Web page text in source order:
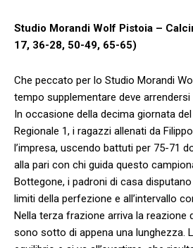
Studio Morandi Wolf Pistoia –
17, 36-28, 50-49, 65-65)
Che peccato per lo Studio Morandi
tempo supplementare deve
In occasione della decima giornata
Regionale 1, i ragazzi allenati da
l’impresa, uscendo battuti per 75-71
alla pari con chi guida questo
Bottegone, i padroni di casa
limiti della perfezione e all’intervallo
Nella terza frazione arriva la reazione
sono sotto di appena una lunghezza.